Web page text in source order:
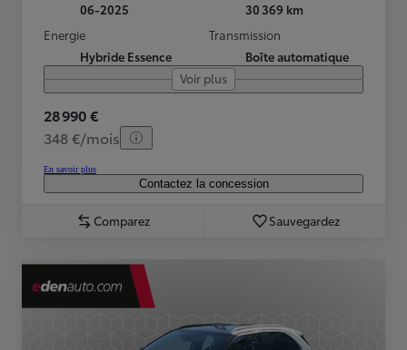
06-2025
30 369 km
Energie
Hybride Essence
Transmission
Boîte automatique
Voir plus
28 990 €
348 €/mois
En savoir plus
Contactez la concession
Comparez Sauvegardez